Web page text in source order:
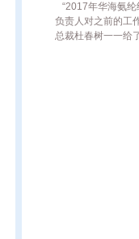
“2017年华海氨
负责人对之前的工
总裁杜春树一一给